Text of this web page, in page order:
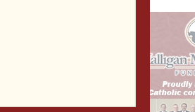
una
de las
en Iowa;
esta nueva